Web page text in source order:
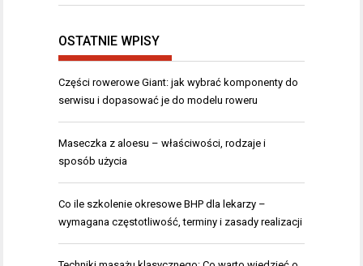
OSTATNIE WPISY
Części rowerowe Giant: jak wybrać komponenty do
serwisu i dopasować je do modelu roweru
Maseczka z aloesu – właściwości, rodzaje i
sposób użycia
Co ile szkolenie okresowe BHP dla lekarzy –
wymagana częstotliwość, terminy i zasady realizacji